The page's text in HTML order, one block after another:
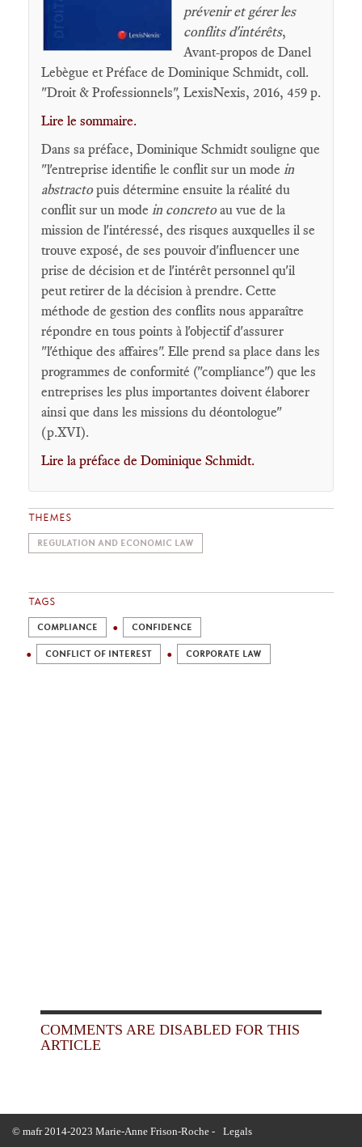
prévenir et gérer les
conflits d'intérêts,
Avant-propos de Danel
Lebègue et Préface de Dominique Schmidt, coll.
"Droit & Professionnels", LexisNexis, 2016, 459 p.
Lire le sommaire.
Dans sa préface, Dominique Schmidt souligne que
"l'entreprise identifie le conflit sur un mode in
abstractopuis détermine ensuite la réalité du
conflit sur un mode in concretoau vue de la
mission de l'intéressé, des risques auxquelles il se
trouve exposé, de ses pouvoir d'influencer une
prise de décision et de l'intérêt personnel qu'il
peut retirer de la décision à prendre. Cette
méthode de gestion des conflits nous apparaître
répondre en tous points à l'objectif d'assurer
"l'éthique des affaires". Elle prend sa place dans les
programmes de conformité ("compliance") que les
entreprises les plus importantes doivent élaborer
ainsi que dans les missions du déontologue"
(p.XVI).
Lire la préface de Dominique Schmidt.
THEMES
REGULATION AND ECONOMIC LAW
TAGS
COMPLIANCE CONFIDENCE
CONFLICT OF INTEREST CORPORATE LAW
COMMENTS ARE DISABLED FOR THIS
ARTICLE
© mafr 2014-2023 Marie-Anne Frison-Roche - Legals